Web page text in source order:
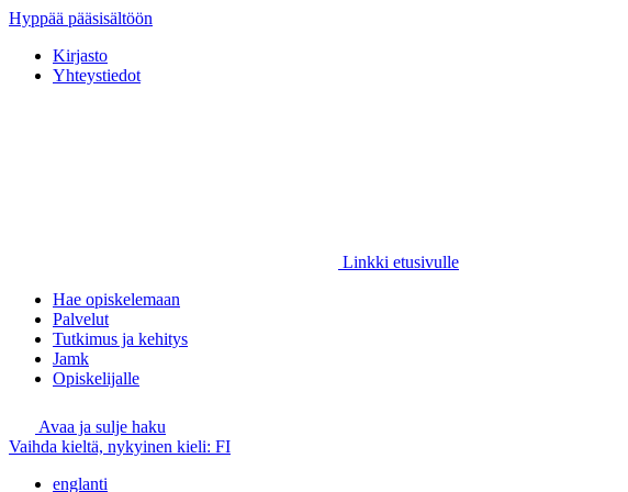
Hyppää pääsisältöön
Kirjasto
Yhteystiedot
Linkki etusivulle
Hae opiskelemaan
Palvelut
Tutkimus ja kehitys
Jamk
Opiskelijalle
Avaa ja sulje haku
Vaihda kieltä, nykyinen kieli: FI
englanti